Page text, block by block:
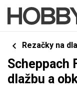
Rezačky na
Scheppach
dlažbu a